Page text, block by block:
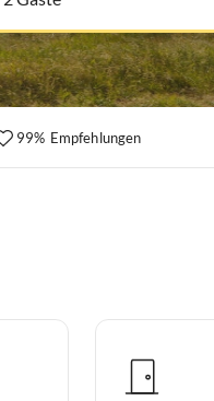
99% Empfehlungen